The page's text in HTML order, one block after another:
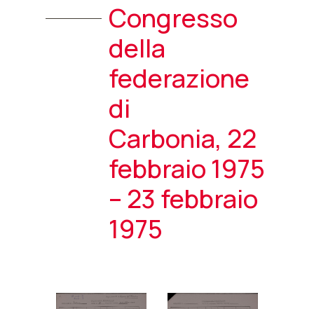
Congresso
della
federazione
di
Carbonia, 22
febbraio 1975
– 23 febbraio
1975